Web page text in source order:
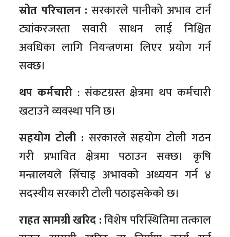
स्रोत परिचालन : सरकारले पानीको अभाव टार्न
ट्यांकरजस्ता सवारी साधन लाई निश्चित
अवधिका लागि नियन्त्रणमा लिएर प्रयोग गर्न
सक्छ।
थप कर्मचारी : संकटग्रस्त क्षेत्रमा थप कर्मचारी
खटाउने व्यवस्था पनि छ।
सहयोग टोली : सरकारले सहयोग टोली गठन
गरी प्रभावित क्षेत्रमा पठाउन सक्छ। कृषि
मन्त्रालयले सिँचाइ अभावको अध्ययन गर्न ४
सदस्यीय सरकारी टोली पठाइसकेको छ।
राहत सामग्री खरिद :विशेष परिस्थितिमा तत्काल